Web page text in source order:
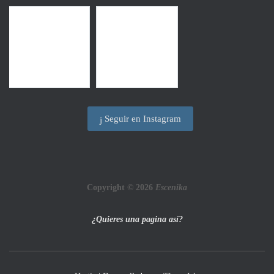
Seguir en Instagram
Copyright © 2026 Escenika
¿Quieres una pagina así?